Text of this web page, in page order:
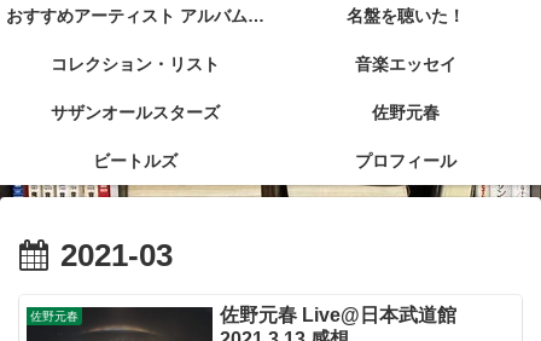
おすすめアーティスト アルバム・
レビュー集
名盤を聴いた！
コレクション・リスト 音楽エッセイ
サザンオールスターズ 佐野元春
ビートルズ プロフィール
2021-03
佐野元春
佐野元春 Live@日本武道館